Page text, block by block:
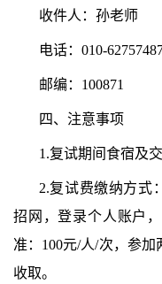
收件人：孙老师
电话：010-
邮编：100871
四、注意事项
1.复试期间食宿及
2.复试费缴纳方式
招网，登录个人账户
准：100元/人/次，参
收取。